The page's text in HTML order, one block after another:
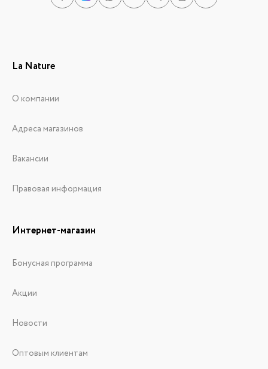
La Nature
О компании
Адреса магазинов
Вакансии
Правовая информация
Интернет-магазин
Бонусная программа
Акции
Новости
Оптовым клиентам